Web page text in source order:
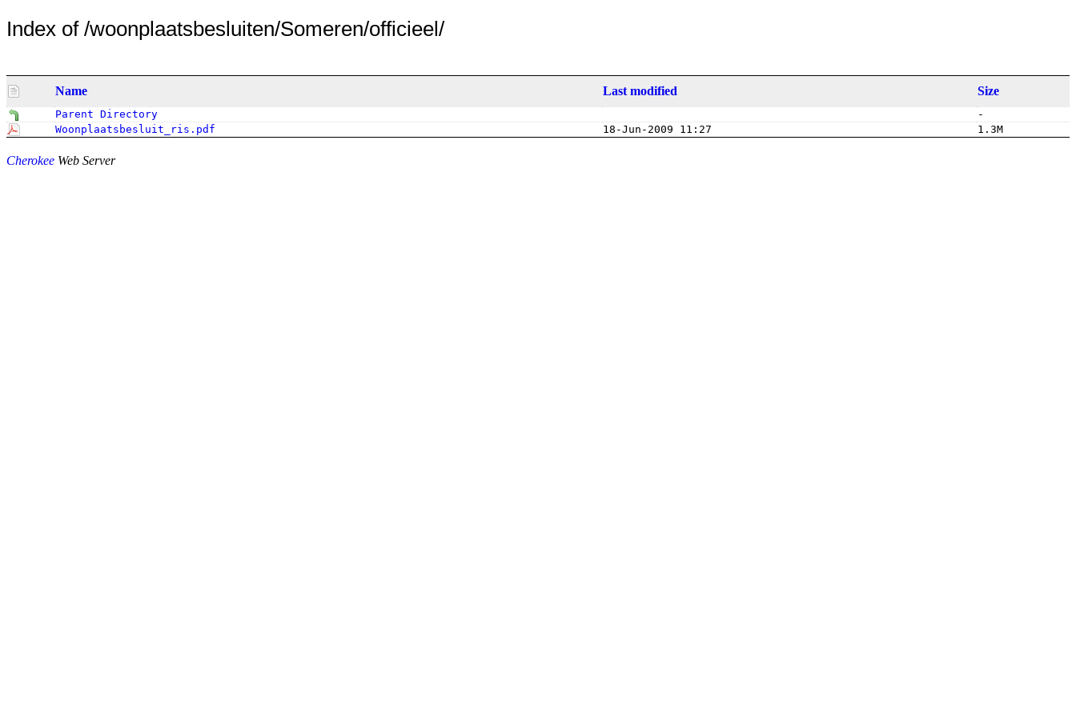
Index of /woonplaatsbesluiten/Someren/officieel/
Name Last modified Size
Parent Directory
-
Woonplaatsbesluit_ris.pdf
18-Jun-2009 11:27 1.3M
Cherokee Web Server